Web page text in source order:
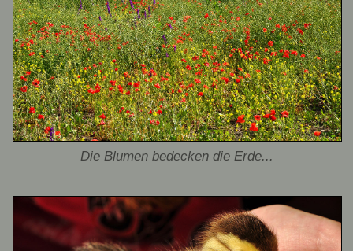
Die Blumen bedecken die Erde...